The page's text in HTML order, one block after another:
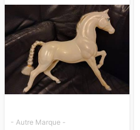
- Autre Marque -